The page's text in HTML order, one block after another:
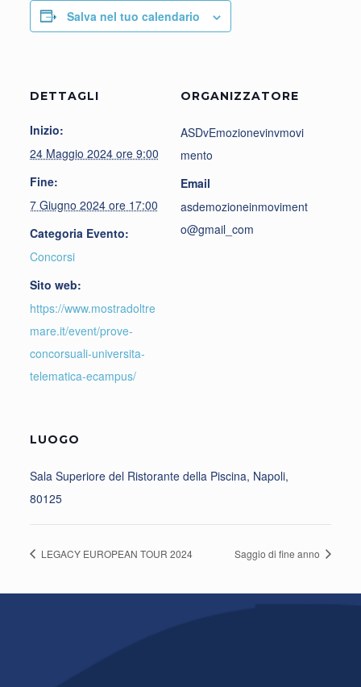
Salva nel tuo calendario
DETTAGLI
Inizio:
24 Maggio 2024 ore 9:00
Fine:
7 Giugno 2024 ore 17:00
Categoria Evento:
Concorsi
Sito web:
https://www.mostradoltre
mare.it/event/prove-
concorsuali-universita-
telematica-ecampus/
ORGANIZZATORE
ASDvEmozionevinvmovi
mento
Email
asdemozioneinmoviment
o@gmail_com
LUOGO
Sala Superiore del Ristorante della Piscina, Napoli,
80125
LEGACY EUROPEAN TOUR 2024 Saggio di fine anno